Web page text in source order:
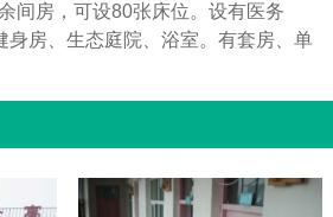
间房，可设80张床位。设有医务
身房、生态庭院、浴室。有套房、单